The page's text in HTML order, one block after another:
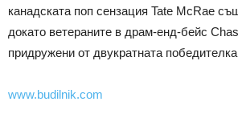
канадската поп сензация Tate McRae
докато ветераните в драм-енд-бейс
придружени от двукратната
www.budilnik.com